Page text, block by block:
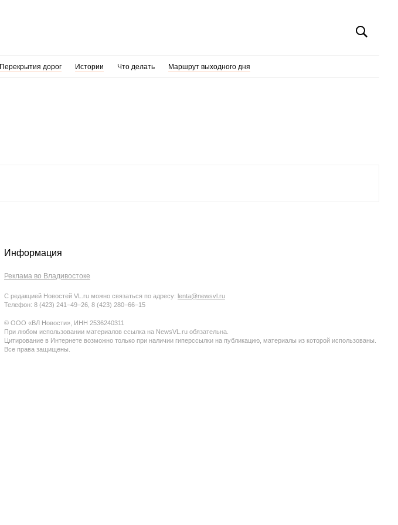
Перекрытия дорог Истории Что делать Маршрут выходного дня
Информация
Реклама во Владивостоке
С редакцией Новостей VL.ru можно связаться по адресу: lenta@newsvl.ru
Телефон: 8 (423) 241−49−26, 8 (423) 280−66−15
© ООО «ВЛ Новости», ИНН 2536240311
При любом использовании материалов ссылка на NewsVL.ru обязательна.
Цитирование в Интернете возможно только при наличии гиперссылки на публикацию, материалы из которой использованы.
Все права защищены.